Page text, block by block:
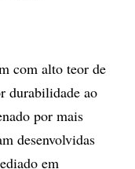
com alto teor de
durabilidade ao
por mais
desenvolvidas
em